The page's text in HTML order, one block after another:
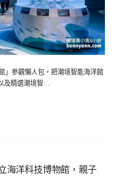
」參觀懶人包，把潮境智能海洋館
及精選潮境智…
海洋科技博物館，親子